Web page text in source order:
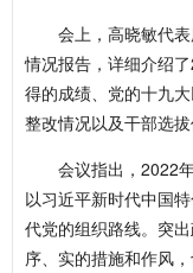
会上，高晓敏代表
情况报告，详细介绍
得的成绩、党的十九
整改情况以及干部选拔
会议指出，2022年
以习近平新时代中国
代党的组织路线。突
序、实的措施和作风